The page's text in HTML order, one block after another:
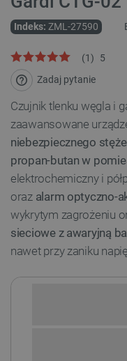
Indeks: ZML-27590
5
(1)
Zadaj pytanie
Czujnik tlenku węgla i
zaawansowane
niebezpiecznego
propan-butan w
elektrochemiczny i
oraz alarm optyczno-
wykrytym zagrożeniu
sieciowe z awaryjną
nawet przy zaniku